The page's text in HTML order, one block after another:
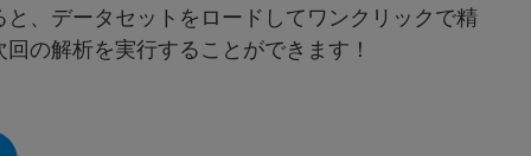
、データセットをロードしてワンクリックで精
の解析を実行することができます！